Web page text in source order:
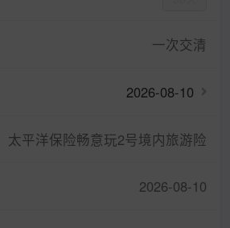
一次交清
2026-08-10
太平洋保险畅意玩2号境内旅游险
2026-08-10